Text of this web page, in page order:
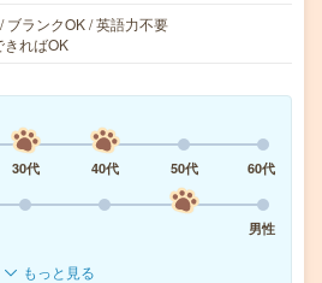
ブランクOK / 英語力不要
きればOK
30代 40代 50代
60代
男性
もっと見る